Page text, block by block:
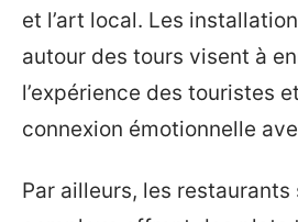
et l’art local. Les
autour des tours visent à
l’expérience des touristes
connexion émotionnelle
Par ailleurs, les restaurants